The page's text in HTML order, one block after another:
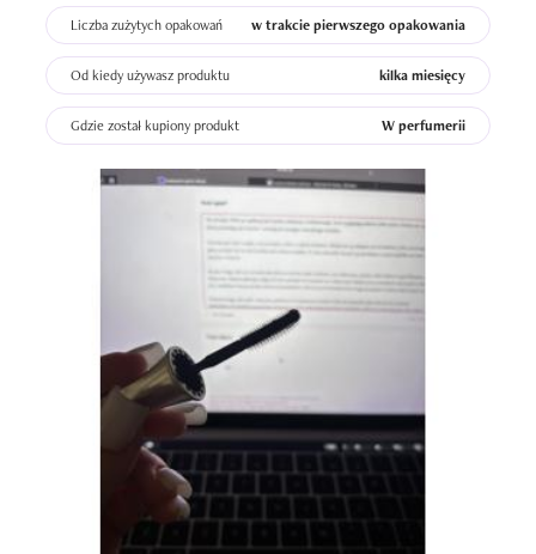
Liczba zużytych opakowań w trakcie pierwszego opakowania
Od kiedy używasz produktu kilka miesięcy
Gdzie został kupiony produkt W perfumerii